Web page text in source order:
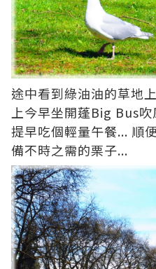
途中看到綠油油的草地
上今早坐開蓬Big Bus
提早吃個輕量午餐... 順
備不時之需的栗子...